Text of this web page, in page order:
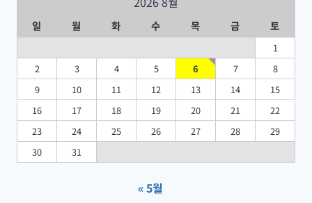
일 월 화 수 목 금 토
1
2
3 4 5 6 7
8
9
10 11 12 13 14
15
16
17 18 19 20 21
22
23
24 25 26 27 28
29
30
31
« 5월